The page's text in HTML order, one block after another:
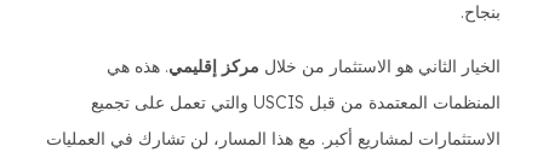
بنجاح.
الخيار الثاني هو الاستثمار من خلال مركز إقليمي. هذه هي
المنظمات المعتمدة من قبل USCIS والتي تعمل على تجميع
الاستثمارات لمشاريع أكبر. مع هذا المسار، لن تشارك في العمليات